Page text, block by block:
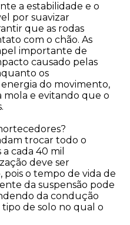
a estabilidade e o
por suavizar
que as rodas
com o chão. As
importante de
causado pelas
os
do movimento,
mola e evitando que o
trocar todo o
cada 40 mil
deve ser
o tempo de vida de
da suspensão pode
da condução
de solo no qual o